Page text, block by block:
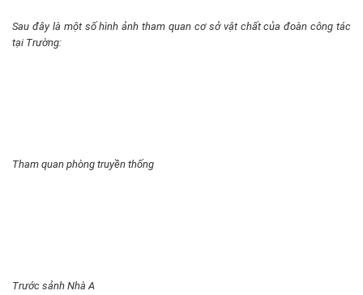
Sau đây là một số hình ảnh tham quan cơ sở vật chất của đoàn công tác
tại Trường:
Tham quan phòng truyền thống
Trước sảnh Nhà A